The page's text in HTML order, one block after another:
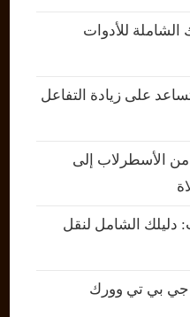
الشاملة للأدوات
على زيادة التفاعل
الأسطرلاب إلى
دليلك الشامل لنقل
جي بي تي وورك